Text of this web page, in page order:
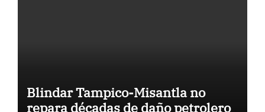
Blindar Tampico-Misantla no
repara décadas de daño petrolero